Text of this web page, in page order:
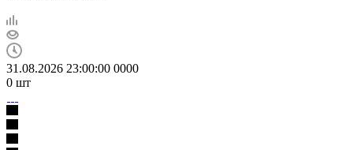
31.08.2026 23:00:00 0000
0 шт